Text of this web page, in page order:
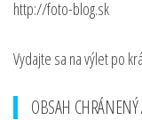
http://foto-blog.sk
Vydajte sa na výlet po
OBSAH